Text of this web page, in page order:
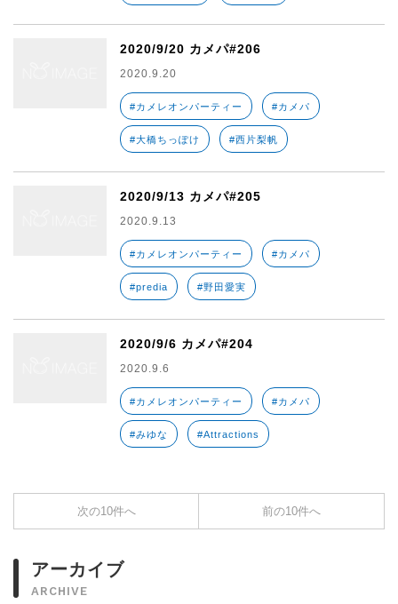
2020/9/20 カメパ#206
2020.9.20
#カメレオンパーティー #カメパ
#大橋ちっぽけ #西片梨帆
2020/9/13 カメパ#205
2020.9.13
#カメレオンパーティー #カメパ
#predia #野田愛実
2020/9/6 カメパ#204
2020.9.6
#カメレオンパーティー #カメパ
#みゆな #Attractions
次の10件へ 前の10件へ
アーカイブ
ARCHIVE